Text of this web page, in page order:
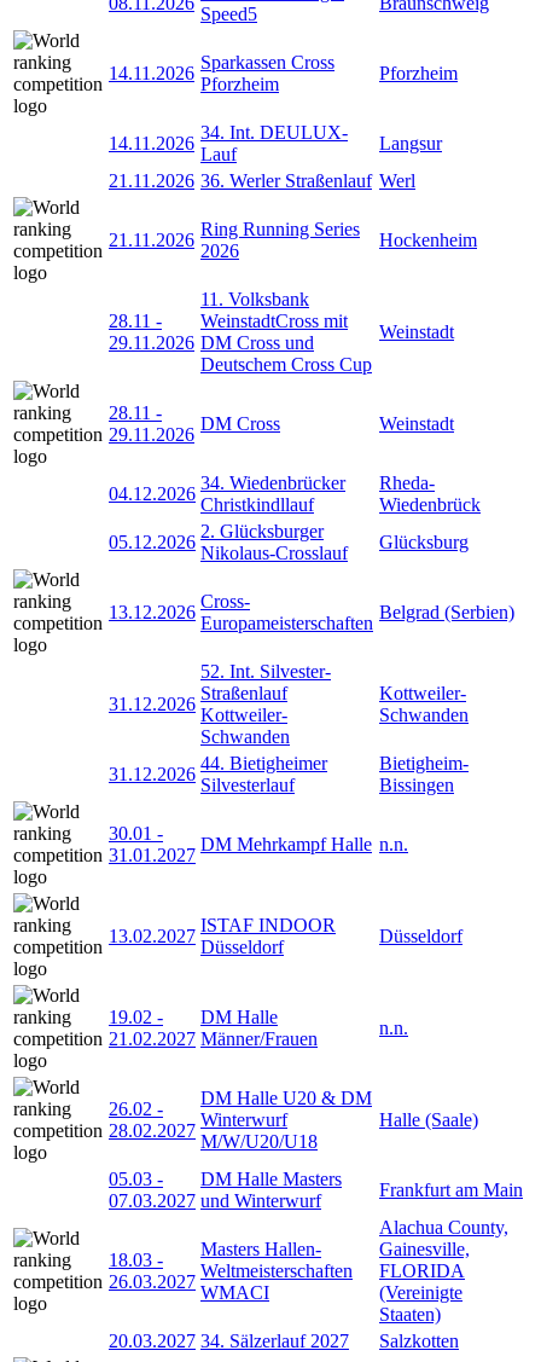
Speed5
14.11.2026
Sparkassen Cross
Pforzheim
Pforzheim
14.11.2026
34. Int. DEULUX-
Lauf
Langsur
21.11.2026 36. Werler Straßenlauf Werl
21.11.2026
Ring Running Series
2026
Hockenheim
28.11 -
29.11.2026
11. Volksbank
WeinstadtCross mit
DM Cross und
Deutschem Cross Cup
Weinstadt
28.11 -
29.11.2026
DM Cross Weinstadt
04.12.2026
34. Wiedenbrücker
Christkindllauf
Rheda-
Wiedenbrück
05.12.2026
2. Glücksburger
Nikolaus-Crosslauf
Glücksburg
13.12.2026
Cross-
Europameisterschaften
Belgrad (Serbien)
31.12.2026
52. Int. Silvester-
Straßenlauf
Kottweiler-
Schwanden
Kottweiler-
Schwanden
31.12.2026
44. Bietigheimer
Silvesterlauf
Bietigheim-
Bissingen
30.01 -
31.01.2027
DM Mehrkampf Halle n.n.
13.02.2027
ISTAF INDOOR
Düsseldorf
Düsseldorf
19.02 -
21.02.2027
DM Halle
Männer/Frauen
n.n.
26.02 -
28.02.2027
DM Halle U20 & DM
Winterwurf
M/W/U20/U18
Halle (Saale)
05.03 -
07.03.2027
DM Halle Masters
und Winterwurf
Frankfurt am Main
18.03 -
26.03.2027
Masters Hallen-
Weltmeisterschaften
WMACI
Alachua County,
Gainesville,
FLORIDA
(Vereinigte
Staaten)
20.03.2027 34. Sälzerlauf 2027 Salzkotten